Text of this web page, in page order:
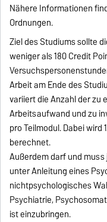
Nähere Informationen
Ordnungen.
Ziel des Studiums sollte
weniger als 180 Credit
Arbeit am Ende des
variiert die Anzahl der zu
Arbeitsaufwand und zu
pro Teilmodul. Dabei
berechnet.
Außerdem darf und
unter Anleitung eines
nichtpsychologisches
Psychiatrie,
ist einzubringen.